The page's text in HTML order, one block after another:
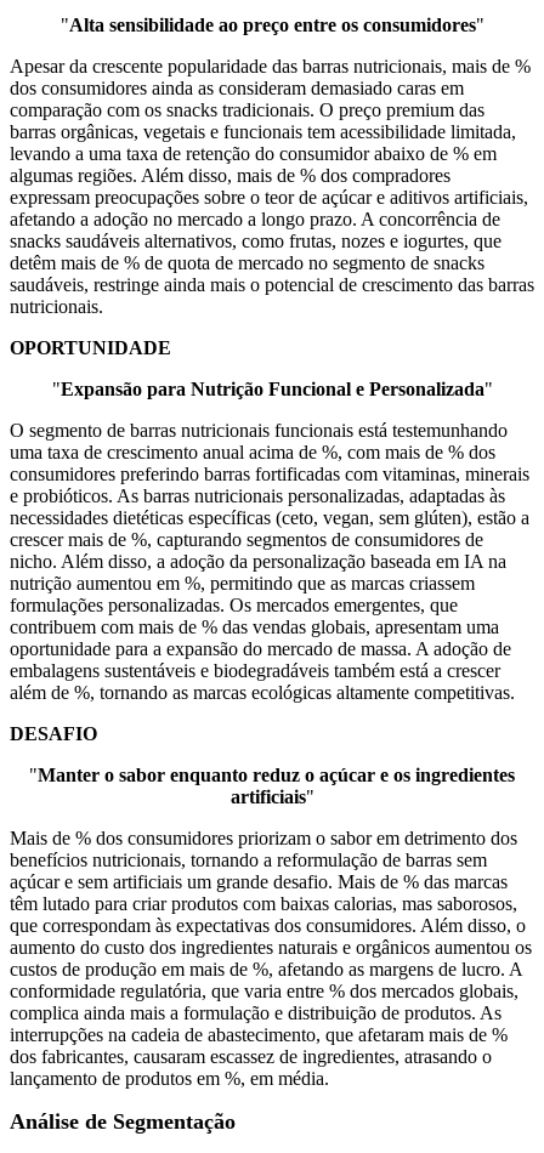
"Alta sensibilidade ao preço entre os consumidores"
Apesar da crescente popularidade das barras nutricionais, mais de %
dos consumidores ainda as consideram demasiado caras em
comparação com os snacks tradicionais. O preço premium das
barras orgânicas, vegetais e funcionais tem acessibilidade limitada,
levando a uma taxa de retenção do consumidor abaixo de % em
algumas regiões. Além disso, mais de % dos compradores
expressam preocupações sobre o teor de açúcar e aditivos artificiais,
afetando a adoção no mercado a longo prazo. A concorrência de
snacks saudáveis ​​alternativos, como frutas, nozes e iogurtes, que
detêm mais de % de quota de mercado no segmento de snacks
saudáveis, restringe ainda mais o potencial de crescimento das barras
nutricionais.
OPORTUNIDADE
"Expansão para Nutrição Funcional e Personalizada"
O segmento de barras nutricionais funcionais está testemunhando
uma taxa de crescimento anual acima de %, com mais de % dos
consumidores preferindo barras fortificadas com vitaminas, minerais
e probióticos. As barras nutricionais personalizadas, adaptadas às
necessidades dietéticas específicas (ceto, vegan, sem glúten), estão a
crescer mais de %, capturando segmentos de consumidores de
nicho. Além disso, a adoção da personalização baseada em IA na
nutrição aumentou em %, permitindo que as marcas criassem
formulações personalizadas. Os mercados emergentes, que
contribuem com mais de % das vendas globais, apresentam uma
oportunidade para a expansão do mercado de massa. A adoção de
embalagens sustentáveis ​​e biodegradáveis ​​também está a crescer
além de %, tornando as marcas ecológicas altamente competitivas.
DESAFIO
"Manter o sabor enquanto reduz o açúcar e os ingredientes
artificiais"
Mais de % dos consumidores priorizam o sabor em detrimento dos
benefícios nutricionais, tornando a reformulação de barras sem
açúcar e sem artificiais um grande desafio. Mais de % das marcas
têm lutado para criar produtos com baixas calorias, mas saborosos,
que correspondam às expectativas dos consumidores. Além disso, o
aumento do custo dos ingredientes naturais e orgânicos aumentou os
custos de produção em mais de %, afetando as margens de lucro. A
conformidade regulatória, que varia entre % dos mercados globais,
complica ainda mais a formulação e distribuição de produtos. As
interrupções na cadeia de abastecimento, que afetaram mais de %
dos fabricantes, causaram escassez de ingredientes, atrasando o
lançamento de produtos em %, em média.
Análise de Segmentação